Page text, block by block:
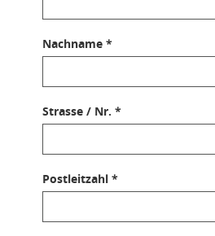
Nachname *
Strasse / Nr. *
Postleitzahl *